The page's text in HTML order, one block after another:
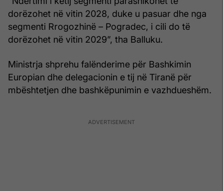
dorëzohet në vitin 2028, duke u pasuar dhe nga
segmenti Rrogozhinë – Pogradec, i cili do të
dorëzohet në vitin 2029”, tha Balluku.
Ministrja shprehu falënderime për Bashkimin
Europian dhe delegacionin e tij në Tiranë për
mbështetjen dhe bashkëpunimin e vazhdueshëm.